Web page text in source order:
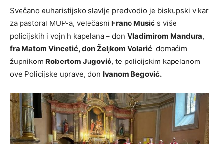
Svečano euharistijsko slavlje predvodio je biskupski vikar
za pastoral MUP-a, velečasni Frano Musić s više
policijskih i vojnih kapelana – don Vladimirom Mandura,
fra Matom Vincetić, don Željkom Volarić, domaćim
župnikom Robertom Jugović, te policijskim kapelanom
ove Policijske uprave, don Ivanom Begović.